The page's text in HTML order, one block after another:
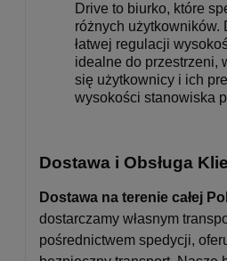
Drive to biurko, które
różnych użytkowników.
łatwej regulacji
idealne do przestrzeni,
się użytkownicy i ich
wysokości stanowiska
Dostawa i Obsługa
Dostawa na terenie całej
dostarczamy własnym
pośrednictwem spedycji,